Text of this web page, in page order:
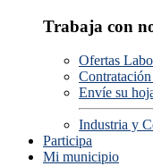
Trabaja con
Ofertas
Envíe su
Industria y
Participa
Mi municipio